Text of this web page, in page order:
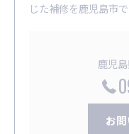
じた補修を鹿児島市
鹿児
お